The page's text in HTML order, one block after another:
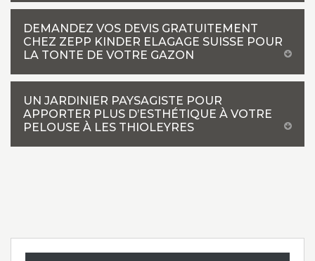
DEMANDEZ VOS DEVIS GRATUITEMENT
CHEZ ZEPP KINDER ELAGAGE SUISSE POUR
LA TONTE DE VOTRE GAZON
UN JARDINIER PAYSAGISTE POUR
APPORTER PLUS D’ESTHÉTIQUE À VOTRE
PELOUSE À LES THIOLEYRES